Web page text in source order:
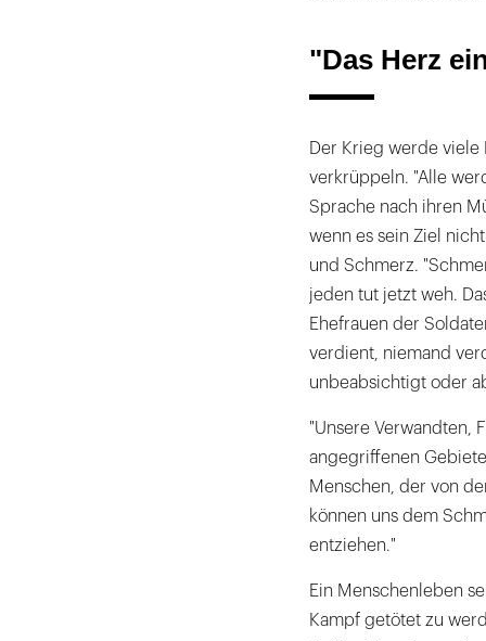
"Das Herz
Der Krieg werde
verkrüppeln. "Alle
Sprache nach ihren
wenn es sein Ziel
und Schmerz.
jeden tut jetzt weh.
Ehefrauen der
verdient, niemand
unbeabsichtigt oder
"Unsere Verwandten,
angegriffenen
Menschen, der von
können uns dem
entziehen."
Ein Menschenleben
Kampf getötet zu